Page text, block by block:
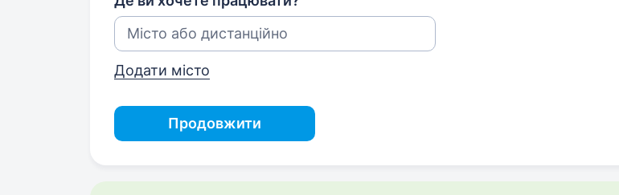
Додати місто
Продовжити